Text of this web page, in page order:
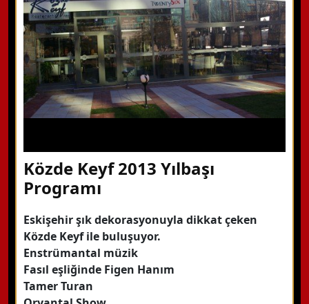
Közde Keyf 2013 Yılbaşı
Programı
Eskişehir şık dekorasyonuyla dikkat çeken
Közde Keyf ile buluşuyor.
Enstrümantal müzik
Fasıl eşliğinde Figen Hanım
Tamer Turan